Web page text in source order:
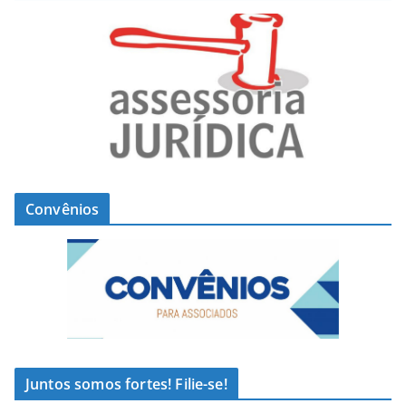
Convênios
Juntos somos fortes! Filie-se!